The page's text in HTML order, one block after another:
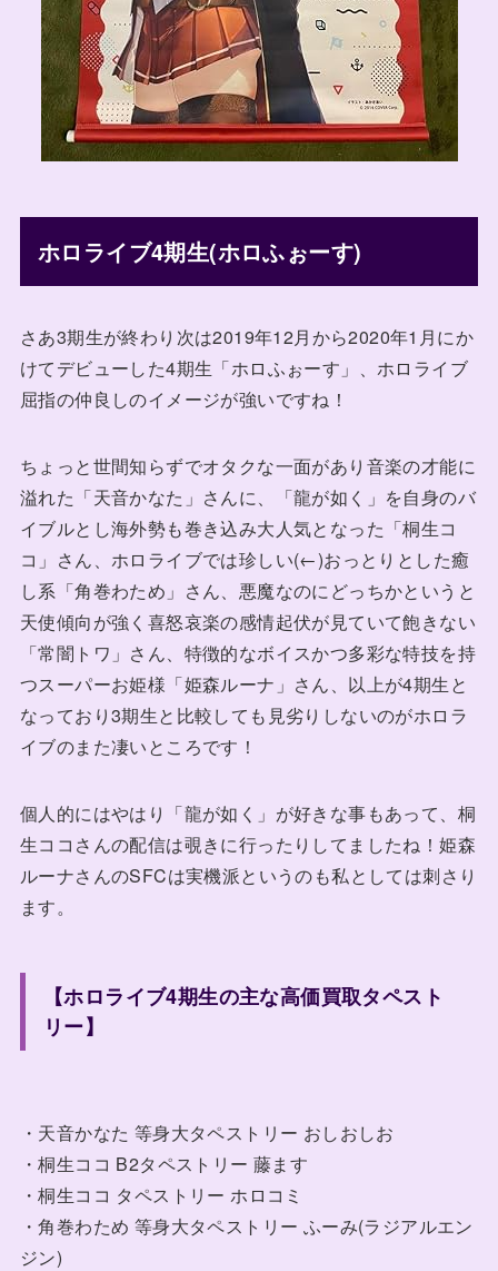
ホロライブ4期生(ホロふぉーす)
さあ3期生が終わり次は2019年12月から2020年1月にか
けてデビューした4期生「ホロふぉーす」、ホロライブ
屈指の仲良しのイメージが強いですね！
ちょっと世間知らずでオタクな一面があり音楽の才能に
溢れた「天音かなた」さんに、「龍が如く」を自身のバ
イブルとし海外勢も巻き込み大人気となった「桐生コ
コ」さん、ホロライブでは珍しい(←)おっとりとした癒
し系「角巻わため」さん、悪魔なのにどっちかというと
天使傾向が強く喜怒哀楽の感情起伏が見ていて飽きない
「常闇トワ」さん、特徴的なボイスかつ多彩な特技を持
つスーパーお姫様「姫森ルーナ」さん、以上が4期生と
なっており3期生と比較しても見劣りしないのがホロラ
イブのまた凄いところです！
個人的にはやはり「龍が如く」が好きな事もあって、桐
生ココさんの配信は覗きに行ったりしてましたね！姫森
ルーナさんのSFCは実機派というのも私としては刺さり
ます。
【ホロライブ4期生の主な高価買取タペスト
リー】
・天音かなた 等身大タペストリー おしおしお
・桐生ココ B2タペストリー 藤ます
・桐生ココ タペストリー ホロコミ
・角巻わため 等身大タペストリー ふーみ(ラジアルエン
ジン)